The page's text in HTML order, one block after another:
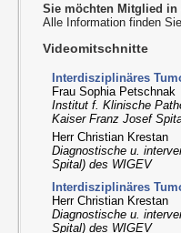
Sie möchten Mitglied in
Alle Information finden
Videomitschnitte
Interdisziplinäres
Frau Sophia Petschnak
Institut f. Klinische
Kaiser Franz Josef
Herr Christian Krestan
Diagnostische u.
Spital) des WIGEV
Interdisziplinäres
Herr Christian Krestan
Diagnostische u.
Spital) des WIGEV